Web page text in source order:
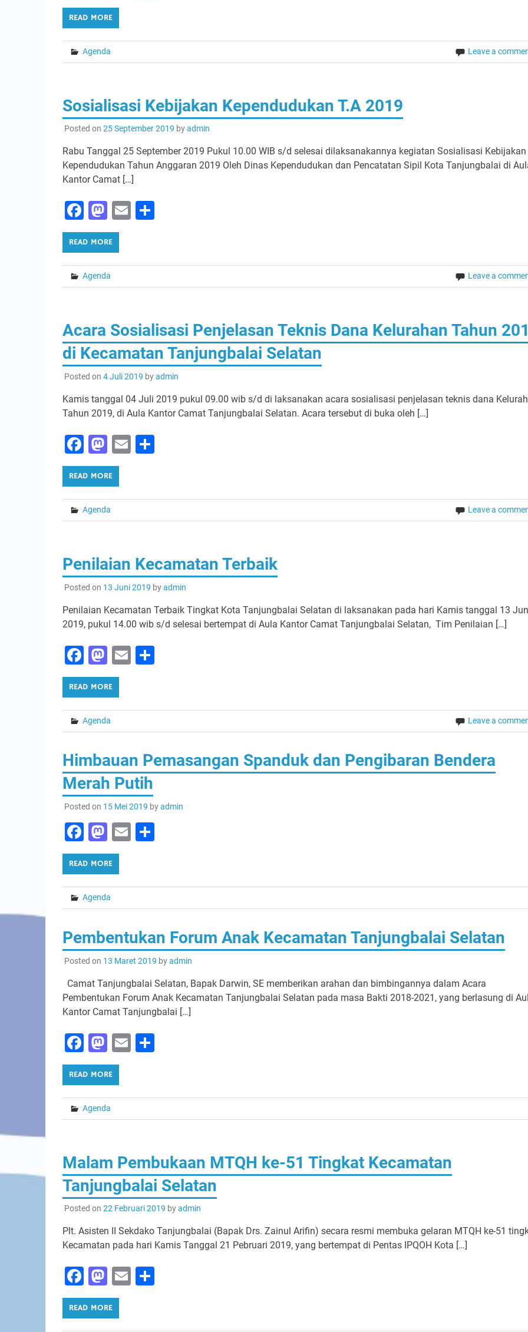
READ MORE
Agenda Leave a
Sosialisasi Kebijakan Kependudukan T.A 2019
Posted on 25 September 2019 byadmin
Rabu Tanggal 25 September 2019 Pukul 10.00 WIB s/d selesai dilaksanakannya kegiatan Sosialisasi Kebijakan
Kependudukan Tahun Anggaran 2019 Oleh Dinas Kependudukan dan Pencatatan Sipil Kota Tanjungbalai di
Kantor Camat […]
Facebook
Mastodon
Email
READ MORE
Agenda Leave a
Acara Sosialisasi Penjelasan Teknis Dana Kelurahan Tahun
di Kecamatan Tanjungbalai Selatan
Posted on 4 Juli 2019 byadmin
Kamis tanggal 04 Juli 2019 pukul 09.00 wib s/d di laksanakan acara sosialisasi penjelasan teknis dana
Tahun 2019, di Aula Kantor Camat Tanjungbalai Selatan. Acara tersebut di buka oleh […]
Facebook
Mastodon
EmailShare
READ MORE
Agenda Leave a
Penilaian Kecamatan Terbaik
Posted on 13 Juni 2019 byadmin
Penilaian Kecamatan Terbaik Tingkat Kota Tanjungbalai Selatan di laksanakan pada hari Kamis tanggal 13
2019, pukul 14.00 wib s/d selesai bertempat di Aula Kantor Camat Tanjungbalai Selatan, Tim Penilaian […]
Facebook
Mastodon
EmailShare
READ MORE
Agenda Leave a
Himbauan Pemasangan Spanduk dan Pengibaran Bendera
Merah Putih
Posted on 15 Mei 2019 byadmin
Facebook
Mastodon
EmailShare
READ MORE
Agenda
Pembentukan Forum Anak Kecamatan Tanjungbalai Selatan
Posted on 13 Maret 2019 byadmin
Camat Tanjungbalai Selatan, Bapak Darwin, SE memberikan arahan dan bimbingannya dalam Acara
Pembentukan Forum Anak Kecamatan Tanjungbalai Selatan pada masa Bakti 2018-2021, yang berlasung di
Kantor Camat Tanjungbalai […]
Facebook
Mastodon
EmailShare
READ MORE
Agenda
Malam Pembukaan MTQH ke-51 Tingkat Kecamatan
Tanjungbalai Selatan
Posted on 22 Februari 2019 byadmin
Plt. Asisten II Sekdako Tanjungbalai (Bapak Drs. Zainul Arifin) secara resmi membuka gelaran MTQH ke-51
Kecamatan pada hari Kamis Tanggal 21 Pebruari 2019, yang bertempat di Pentas IPQOH Kota […]
Facebook
Mastodon
Email
READ MORE